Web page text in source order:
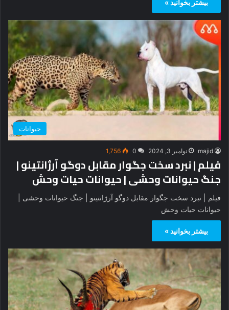
بیشتر بخوانید »
حیوانات
majid نوامبر 3, 2024 0
1,756
فیلم | نبرد سخت جگوار مقابل دوگو آرژانتینو |
جنگ حیوانات وحشی | حیوانات حیات وحش‎
فیلم | نبرد سخت جگوار مقابل دوگو آرژانتینو | جنگ حیوانات وحشی |
حیوانات حیات وحش‎
بیشتر بخوانید »